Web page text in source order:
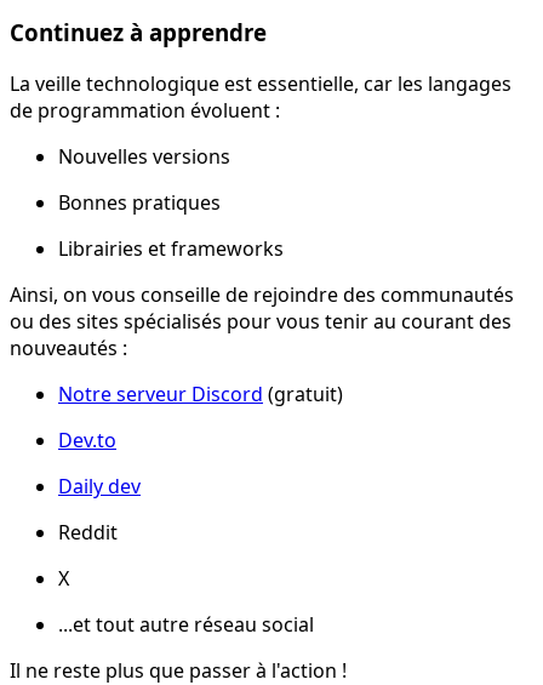
Continuez à apprendre
La veille technologique est essentielle, car les langages
de programmation évoluent :
Nouvelles versions
Bonnes pratiques
Librairies et frameworks
Ainsi, on vous conseille de rejoindre des communautés
ou des sites spécialisés pour vous tenir au courant des
nouveautés :
Notre serveur Discord (gratuit)
Dev.to
Daily dev
Reddit
X
...et tout autre réseau social
Il ne reste plus que passer à l'action !